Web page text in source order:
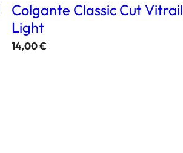
Colgante Classic Cut Vitrail
Light
14,00€